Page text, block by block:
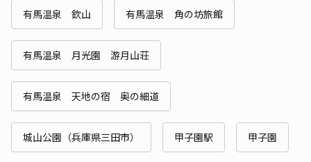
有馬温泉 欽山 有馬温泉 角の坊旅館
有馬温泉 月光園 游月山荘
有馬温泉 天地の宿 奥の細道
城山公園（兵庫県三田市） 甲子園駅 甲子園